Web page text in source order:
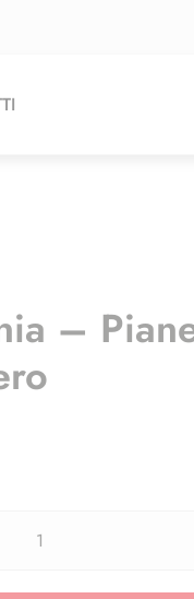
–
2016